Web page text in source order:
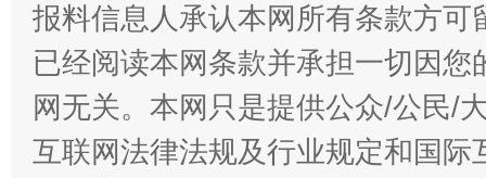
站台名比不上好声名
报料信息人承认本网所有条款方
已经阅读本网条款并承担一切因
网无关。本网只是提供公众/公民/
互联网法律法规及行业规定和国